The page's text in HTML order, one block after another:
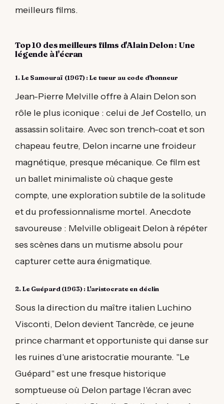
meilleurs films.
Top 10 des meilleurs films d'Alain Delon : Une
légende à l'écran
1. Le Samouraï (1967) : Le tueur au code d'honneur
Jean-Pierre Melville offre à Alain Delon son
rôle le plus iconique : celui de Jef Costello, un
assassin solitaire. Avec son trench-coat et son
chapeau feutre, Delon incarne une froideur
magnétique, presque mécanique. Ce film est
un ballet minimaliste où chaque geste
compte, une exploration subtile de la solitude
et du professionnalisme mortel. Anecdote
savoureuse : Melville obligeait Delon à répéter
ses scènes dans un mutisme absolu pour
capturer cette aura énigmatique.
2. Le Guépard (1963) : L'aristocrate en déclin
Sous la direction du maître italien Luchino
Visconti, Delon devient Tancrède, ce jeune
prince charmant et opportuniste qui danse sur
les ruines d'une aristocratie mourante. "Le
Guépard" est une fresque historique
somptueuse où Delon partage l'écran avec